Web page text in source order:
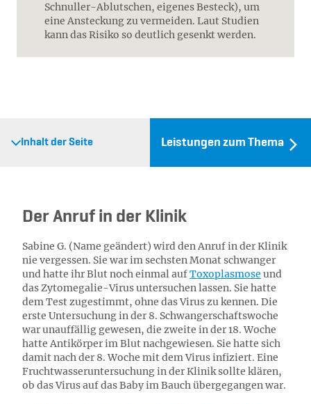
Schnuller-Ablutschen, eigenes Besteck), um
eine Ansteckung zu vermeiden. Laut Studien
kann das Risiko so deutlich gesenkt werden.
Inhalt der Seite Leistungen zum Thema
Der Anruf in der Klinik
Sabine G. (Name geändert) wird den Anruf in der Klinik
nie vergessen. Sie war im sechsten Monat schwanger
und hatte ihr Blut noch einmal aufToxoplasmose und
das Zytomegalie-Virus untersuchen lassen. Sie hatte
dem Test zugestimmt, ohne das Virus zu kennen. Die
erste Untersuchung in der 8. Schwangerschaftswoche
war unauffällig gewesen, die zweite in der 18. Woche
hatte Antikörper im Blut nachgewiesen. Sie hatte sich
damit nach der 8. Woche mit dem Virus infiziert. Eine
Fruchtwasseruntersuchung in der Klinik sollte klären,
ob das Virus auf das Baby im Bauch übergegangen war.